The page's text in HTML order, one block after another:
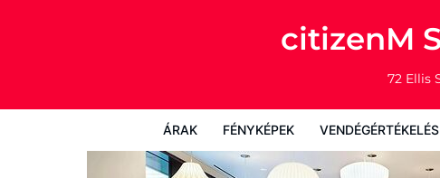
citizenM
72 Ellis
ÁRAK FÉNYKÉPEK